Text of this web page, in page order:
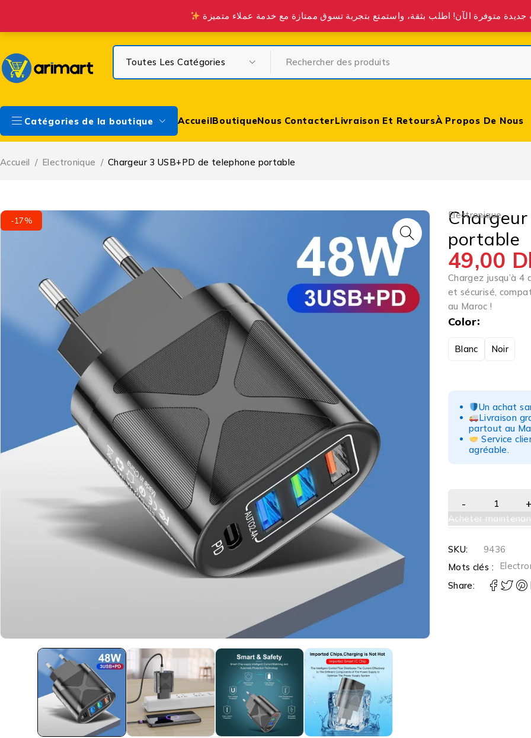
Profitez de la Livraison gratuite à partir de 300 DH sur Casa & à partir de 400 DH partout au Maroc.
Catégories de la boutique AccueilBoutiqueNous ContacterLivraison Et RetoursÀ Propos De Nous
Accueil / Electronique / Chargeur 3 USB+PD de telephone portable
-17% Electronique
portable
49,00
Chargez jusqu’à
et sécurisé,
au Maroc !
Color
Blanc Noir
Un achat
Livraison
partout au
Service
agréable.
Acheter
SKU:
9436
Mots clés :
Share: